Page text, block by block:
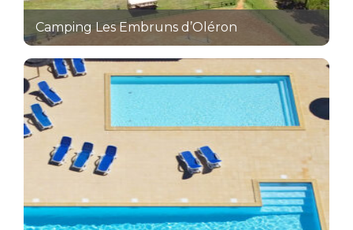
Camping Les Embruns d’Oléron